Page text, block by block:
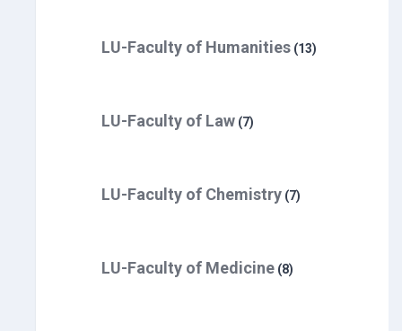
LU-Faculty of Humanities (13)
LU-Faculty of Law (7)
LU-Faculty of Chemistry (7)
LU-Faculty of Medicine (8)